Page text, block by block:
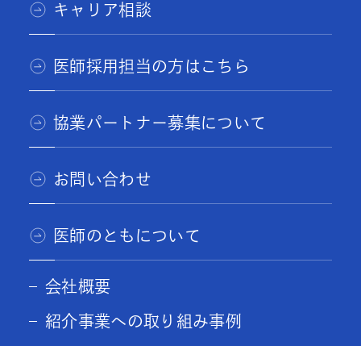
キャリア相談
医師採用担当の方はこちら
協業パートナー募集について
お問い合わせ
医師のともについて
会社概要
紹介事業への取り組み事例